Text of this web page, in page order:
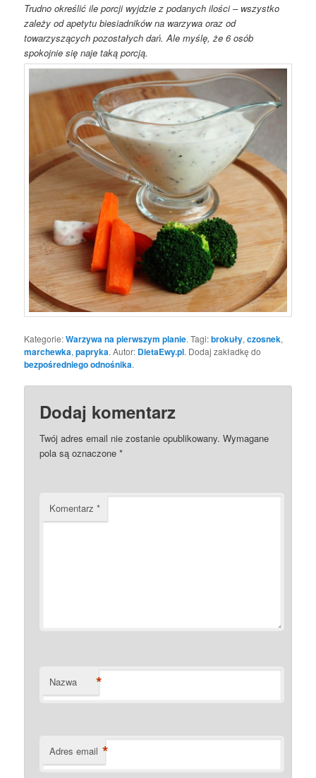
Trudno określić ile porcji wyjdzie z podanych ilości – wszystko
zależy od apetytu biesiadników na warzywa oraz od
towarzyszących pozostałych dań. Ale myślę, że 6 osób
spokojnie się naje taką porcją.
Kategorie:Warzywa na pierwszym planie. Tagi:brokuły,czosnek,
marchewka,papryka. Autor: DietaEwy.pl. Dodaj zakładkę do
bezpośredniego odnośnika.
Dodaj komentarz
Twój adres email nie zostanie opublikowany. Wymagane
pola są oznaczone*
Komentarz*
Nazwa *
Adres email *